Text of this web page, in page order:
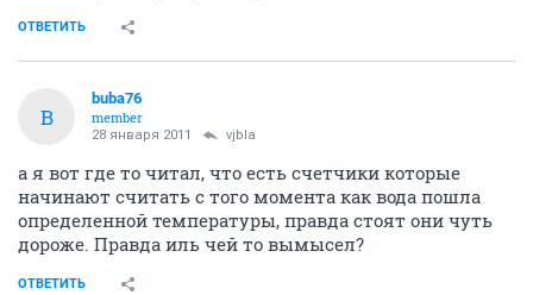
ОТВЕТИТЬ
B
buba76
member
28 января 2011 vjbla
а я вот где то читал, что есть счетчики которые
начинают считать с того момента как вода пошла
определенной температуры, правда стоят они чуть
дороже. Правда иль чей то вымысел?
ОТВЕТИТЬ